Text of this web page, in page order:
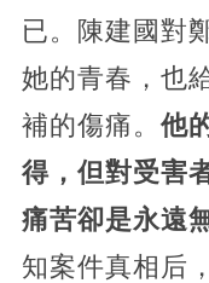
已。陳建國對
她的青春，也
補的傷痛。 他
得，但對受害
痛苦卻是永遠
知案件真相后